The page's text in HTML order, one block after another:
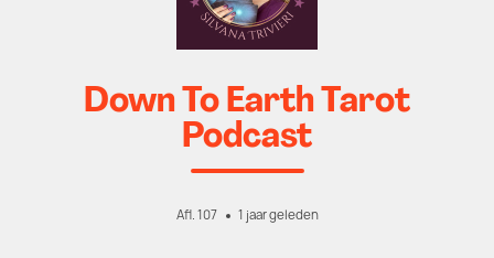
Down To Earth Tarot
Podcast
Afl. 107 1 jaar geleden